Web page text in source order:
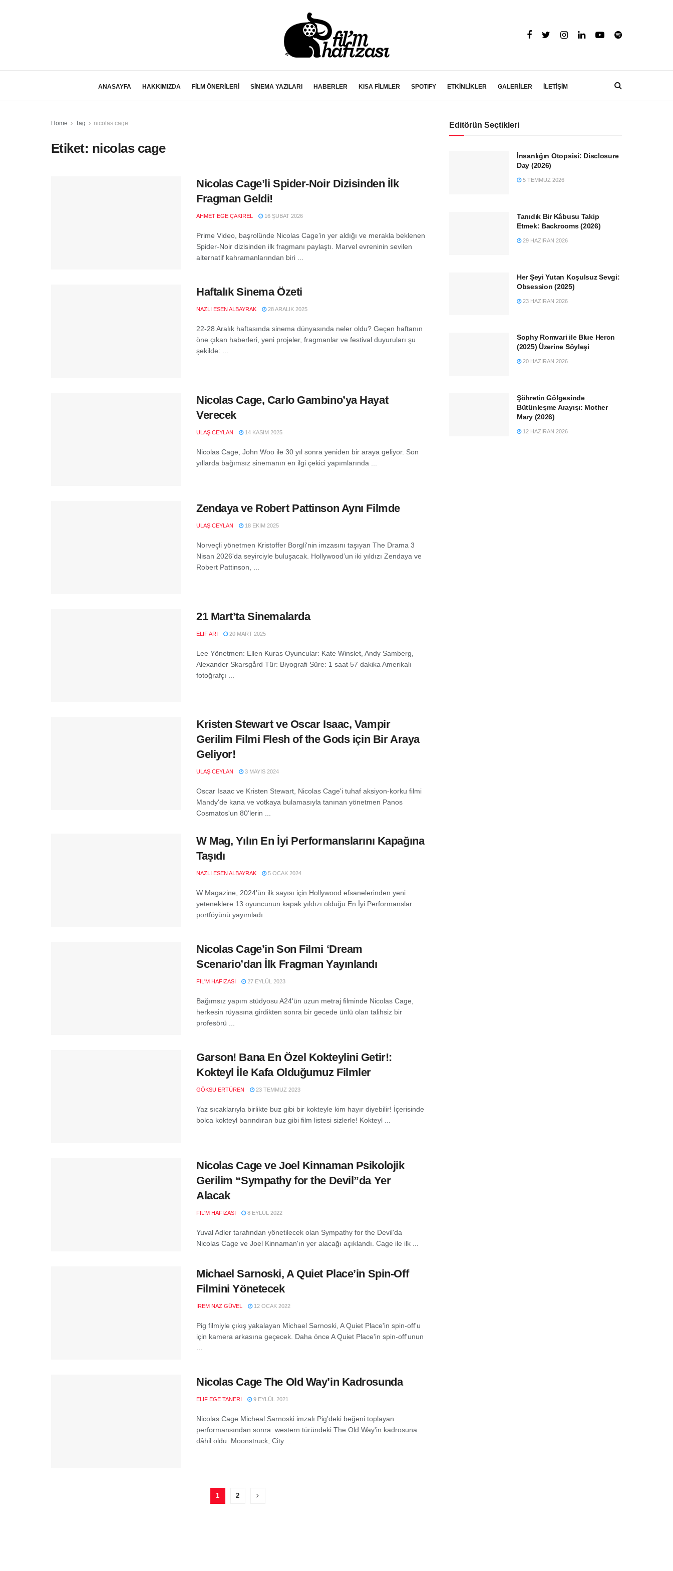
ANASAYFA HAKKIMIZDA FİLM ÖNERİLERİ SİNEMA YAZILARI HABERLER KISA FİLMLER SPOTIFY ETKİNLİKLER GALERİLER İLETİŞİM
Home Tag nicolas cage
Etiket: nicolas cage
Nicolas Cage’li Spider-Noir Dizisinden İlk
Fragman Geldi!
AHMET EGE ÇAKIREL 16 ŞUBAT 2026
Prime Video, başrolünde Nicolas Cage’in yer aldığı ve merakla beklenen
Spider-Noir dizisinden ilk fragmanı paylaştı. Marvel evreninin sevilen
alternatif kahramanlarından biri ...
Haftalık Sinema Özeti
NAZLI ESEN ALBAYRAK 28 ARALIK 2025
22-28 Aralık haftasında sinema dünyasında neler oldu? Geçen haftanın
öne çıkan haberleri, yeni projeler, fragmanlar ve festival duyuruları şu
şekilde: ...
Nicolas Cage, Carlo Gambino’ya Hayat
Verecek
ULAŞ CEYLAN 14 KASIM 2025
Nicolas Cage, John Woo ile 30 yıl sonra yeniden bir araya geliyor. Son
yıllarda bağımsız sinemanın en ilgi çekici yapımlarında ...
Zendaya ve Robert Pattinson Aynı Filmde
ULAŞ CEYLAN 18 EKIM 2025
Norveçli yönetmen Kristoffer Borgli'nin imzasını taşıyan The Drama 3
Nisan 2026'da seyirciyle buluşacak. Hollywood’un iki yıldızı Zendaya ve
Robert Pattinson, ...
21 Mart’ta Sinemalarda
ELIF ARI 20 MART 2025
Lee Yönetmen: Ellen Kuras Oyuncular: Kate Winslet, Andy Samberg,
Alexander Skarsgård Tür: Biyografi Süre: 1 saat 57 dakika Amerikalı
fotoğrafçı ...
Kristen Stewart ve Oscar Isaac, Vampir
Gerilim Filmi Flesh of the Gods için Bir Araya
Geliyor!
ULAŞ CEYLAN 3 MAYIS 2024
Oscar Isaac ve Kristen Stewart, Nicolas Cage'i tuhaf aksiyon-korku filmi
Mandy'de kana ve votkaya bulamasıyla tanınan yönetmen Panos
Cosmatos'un 80'lerin ...
W Mag, Yılın En İyi Performanslarını Kapağına
Taşıdı
NAZLI ESEN ALBAYRAK 5 OCAK 2024
W Magazine, 2024'ün ilk sayısı için Hollywood efsanelerinden yeni
yeteneklere 13 oyuncunun kapak yıldızı olduğu En İyi Performanslar
portföyünü yayımladı. ...
Nicolas Cage’in Son Filmi ‘Dream
Scenario’dan İlk Fragman Yayınlandı
FIL'M HAFIZASI 27 EYLÜL 2023
Bağımsız yapım stüdyosu A24'ün uzun metraj ﬁlminde Nicolas Cage,
herkesin rüyasına girdikten sonra bir gecede ünlü olan talihsiz bir
profesörü ...
Garson! Bana En Özel Kokteylini Getir!:
Kokteyl İle Kafa Olduğumuz Filmler
GÖKSU ERTÜREN 23 TEMMUZ 2023
Yaz sıcaklarıyla birlikte buz gibi bir kokteyle kim hayır diyebilir! İçerisinde
bolca kokteyl barındıran buz gibi film listesi sizlerle! Kokteyl ...
Nicolas Cage ve Joel Kinnaman Psikolojik
Gerilim “Sympathy for the Devil”da Yer
Alacak
FIL'M HAFIZASI 8 EYLÜL 2022
Yuval Adler tarafından yönetilecek olan Sympathy for the Devil'da
Nicolas Cage ve Joel Kinnaman'ın yer alacağı açıklandı. Cage ile ilk ...
Michael Sarnoski, A Quiet Place’in Spin-Off
Filmini Yönetecek
İREM NAZ GÜVEL 12 OCAK 2022
Pig filmiyle çıkış yakalayan Michael Sarnoski, A Quiet Place'in spin-off'u
için kamera arkasına geçecek. Daha önce A Quiet Place'in spin-off'unun
Nicolas Cage The Old Way’in Kadrosunda
ELIF EGE TANERI 9 EYLÜL 2021
Nicolas Cage Micheal Sarnoski imzalı Pig'deki beğeni toplayan
performansından sonra western türündeki The Old Way'in kadrosuna
dâhil oldu. Moonstruck, City ...
1 2
Editörün Seçtikleri
İnsanlığın Otopsisi: Disclosure
Day (2026)
5 TEMMUZ 2026
Tanıdık Bir Kâbusu Takip
Etmek: Backrooms (2026)
29 HAZIRAN 2026
Her Şeyi Yutan Koşulsuz Sevgi:
Obsession (2025)
23 HAZIRAN 2026
Sophy Romvari ile Blue Heron
(2025) Üzerine Söyleşi
20 HAZIRAN 2026
Şöhretin Gölgesinde
Bütünleşme Arayışı: Mother
Mary (2026)
12 HAZIRAN 2026